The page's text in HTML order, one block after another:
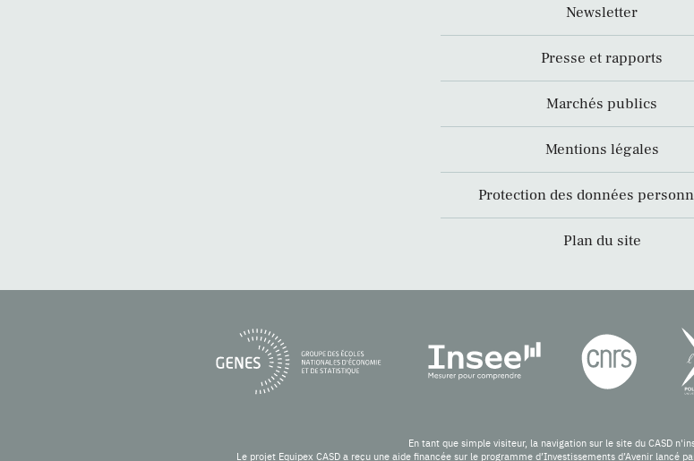
Newsletter
Presse et rapports
Marchés publics
Mentions légales
Protection des données
Plan du site
En tant que simple visiteur, la navigation sur le site du CASD
Le projet Equipex CASD a reçu une aide financée sur le programme d’Investissements d’Avenir lancé